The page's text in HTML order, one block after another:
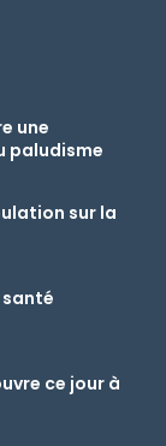
une
paludisme
sur la
santé
ce jour à